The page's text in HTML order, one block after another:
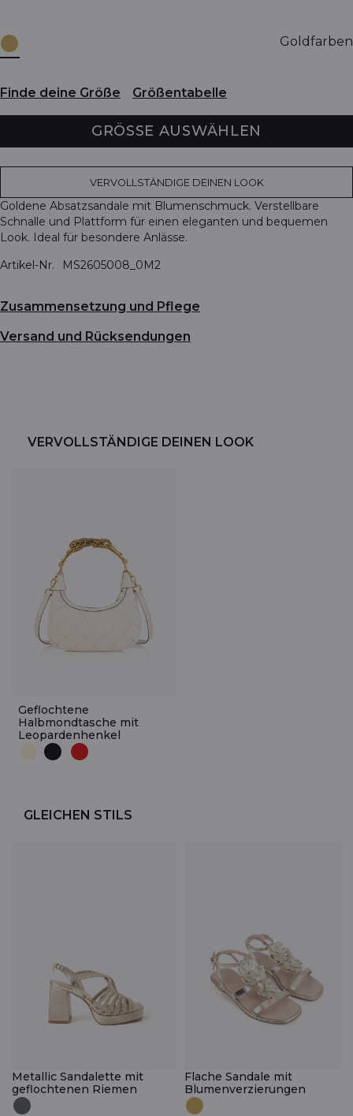
Goldfarben
Finde deine Größe Größentabelle
GRÖSSE AUSWÄHLEN
VERVOLLSTÄNDIGE DEINEN LOOK
Goldene Absatzsandale mit Blumenschmuck. Verstellbare
Schnalle und Plattform für einen eleganten und bequemen
Look. Ideal für besondere Anlässe.
Artikel-Nr.
MS2605008_0M2
Zusammensetzung und Pflege
Versand und Rücksendungen
VERVOLLSTÄNDIGE DEINEN LOOK
Geflochtene
Halbmondtasche mit
Leopardenhenkel
GLEICHEN STILS
Metallic Sandalette mit
geflochtenen Riemen
Flache Sandale mit
Blumenverzierungen